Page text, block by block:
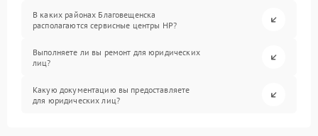
В каких районах Благовещенска
располагаются сервисные центры HP?
Выполняете ли вы ремонт для юридических
лиц?
Какую документацию вы предоставляете
для юридических лиц?